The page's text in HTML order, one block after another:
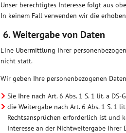
Unser berechtigtes Interesse folgt aus
In keinem Fall verwenden wir die
6. Weitergabe von Daten
Eine Übermittlung Ihrer
nicht statt.
Wir geben Ihre personenbezogenen
Sie Ihre nach Art. 6 Abs. 1 S. 1 lit. a
die Weitergabe nach Art. 6 Abs. 1 S. 1
Rechtsansprüchen erforderlich ist und
Interesse an der Nichtweitergabe Ihrer